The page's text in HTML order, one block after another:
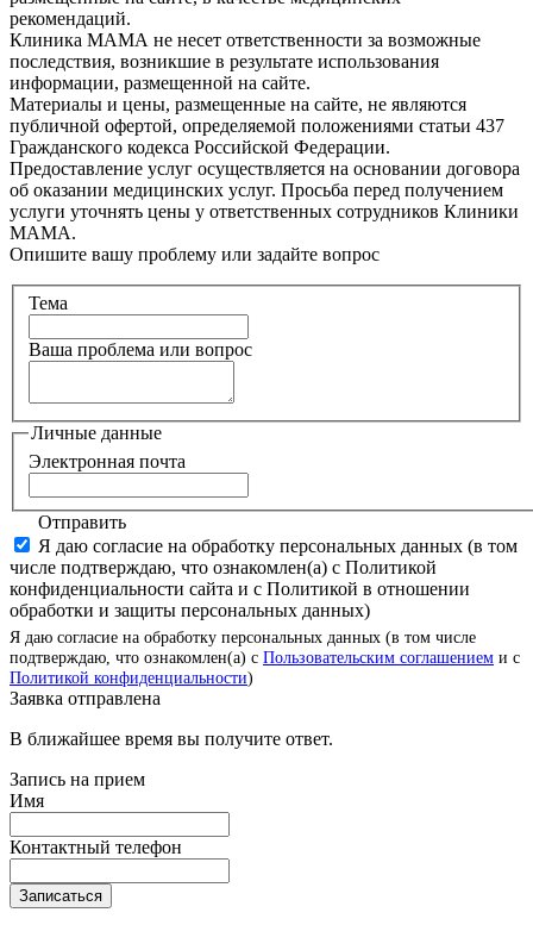
рекомендаций.
Клиника МАМА не несет ответственности за возможные
последствия, возникшие в результате использования
информации, размещенной на сайте.
Материалы и цены, размещенные на сайте, не являются
публичной офертой, определяемой положениями статьи 437
Гражданского кодекса Российской Федерации.
Предоставление услуг осуществляется на основании договора
об оказании медицинских услуг. Просьба перед получением
услуги уточнять цены у ответственных сотрудников Клиники
МАМА.
Опишите вашу проблему или задайте вопрос
Тема
Ваша проблема или вопрос
Личные данные
Электронная почта
Отправить
Я даю согласие на обработку персональных данных (в том
числе подтверждаю, что ознакомлен(а) с Политикой
конфиденциальности сайта и с Политикой в отношении
обработки и защиты персональных данных)
Я даю согласие на обработку персональных данных (в том числе
подтверждаю, что ознакомлен(а) с Пользовательским соглашением и с
Политикой конфиденциальности)
Заявка отправлена
В ближайшее время вы получите ответ.
Запись на прием
Имя
Контактный телефон
Записаться